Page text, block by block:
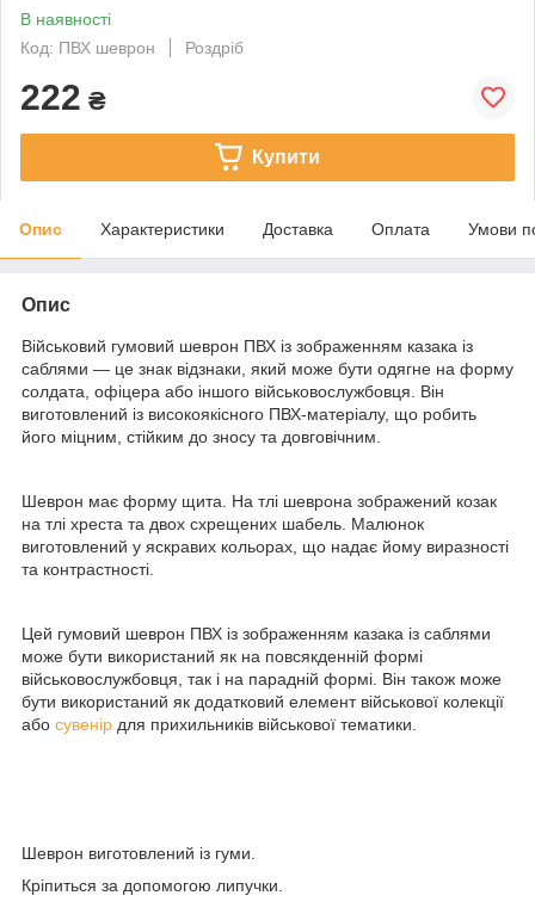
В наявності
Код: ПВХ шеврон
Роздріб
222 ₴
Купити
Опис Характеристики Доставка Оплата Умови
Опис
Військовий гумовий шеврон ПВХ із зображенням казака із
саблями — це знак відзнаки, який може бути одягне на форму
солдата, офіцера або іншого військовослужбовця. Він
виготовлений із високоякісного ПВХ-матеріалу, що робить
його міцним, стійким до зносу та довговічним.
Шеврон має форму щита. На тлі шеврона зображений козак
на тлі хреста та двох схрещених шабель. Малюнок
виготовлений у яскравих кольорах, що надає йому виразності
та контрастності.
Цей гумовий шеврон ПВХ із зображенням казака із саблями
може бути використаний як на повсякденній формі
військовослужбовця, так і на парадній формі. Він також може
бути використаний як додатковий елемент військової колекції
або сувенір для прихильників військової тематики.
Шеврон виготовлений із гуми.
Кріпиться за допомогою липучки.